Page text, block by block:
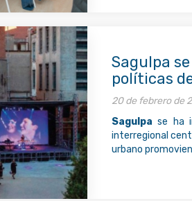
Sagulpa
políticas
20 de febrero de
Sagulpa se ha
interregional
urbano